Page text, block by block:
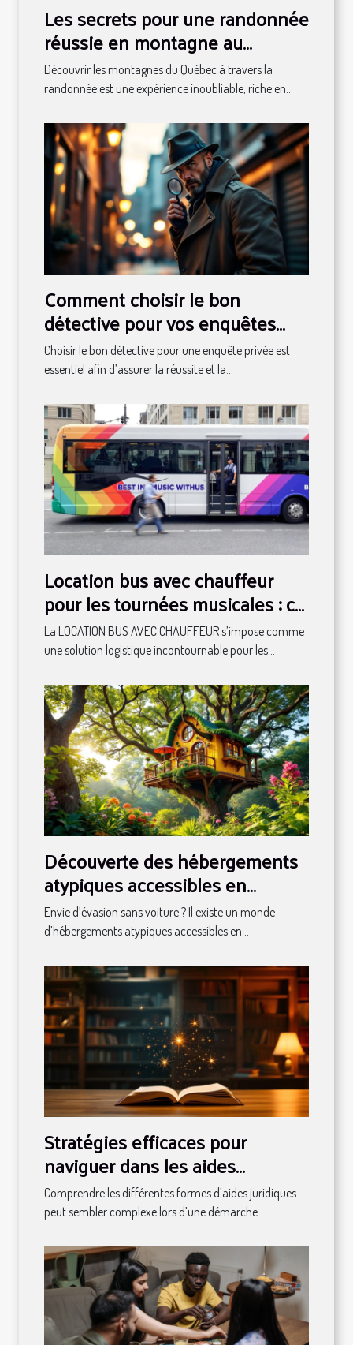
Les secrets pour une randonnée
réussie en montagne au
Québec
Découvrir les montagnes du Québec à travers la
randonnée est une expérience inoubliable, riche en...
Comment choisir le bon
détective pour vos enquêtes
privées ?
Choisir le bon détective pour une enquête privée est
essentiel afin d’assurer la réussite et la...
Location bus avec chauffeur
pour les tournées musicales : ce
qu'il faut savoir
La LOCATION BUS AVEC CHAUFFEUR s’impose comme
une solution logistique incontournable pour les...
Découverte des hébergements
atypiques accessibles en
transport en commun
Envie d’évasion sans voiture ? Il existe un monde
d’hébergements atypiques accessibles en...
Stratégies efficaces pour
naviguer dans les aides
juridiques disponibles
Comprendre les différentes formes d’aides juridiques
peut sembler complexe lors d’une démarche...